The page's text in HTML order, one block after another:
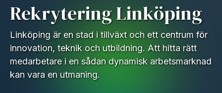
Rekrytering Linköping
Linköping är en stad i tillväxt och ett centrum för
innovation, teknik och utbildning. Att hitta rätt
medarbetare i en sådan dynamisk arbetsmarknad
kan vara en utmaning.